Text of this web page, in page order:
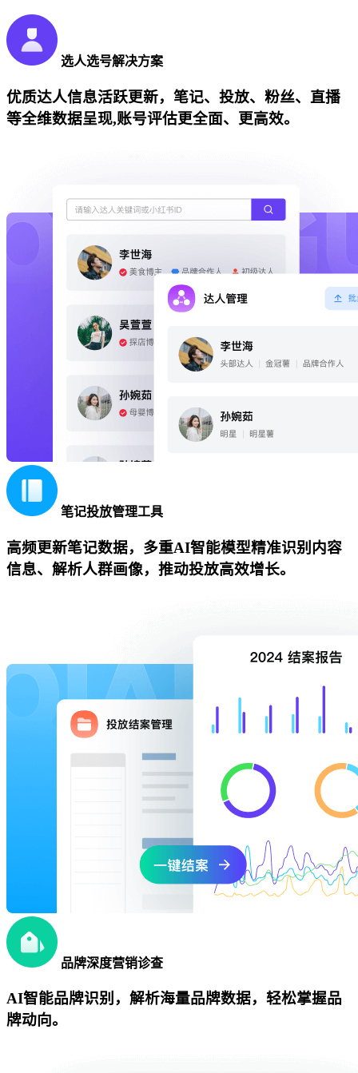
选人选号解决方案
优质达人信息活跃更新，笔记、投放、粉丝、直播
等全维数据呈现,账号评估更全面、更高效。
笔记投放管理工具
高频更新笔记数据，多重AI智能模型精准识别内容
信息、解析人群画像，推动投放高效增长。
品牌深度营销诊查
AI智能品牌识别，解析海量品牌数据，轻松掌握品
牌动向。